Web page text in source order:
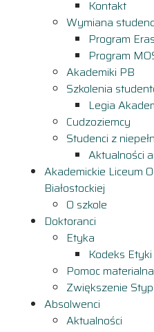
Kontakt
Wymiana
Program
Program
Akademiki PB
Szkolenia
Legia
Cudzoziemcy
Studenci z
Aktualności
Akademickie Liceum
Białostockiej
O szkole
Doktoranci
Etyka
Kodeks
Pomoc materialna
Zwiększenie
Absolwenci
Aktualności